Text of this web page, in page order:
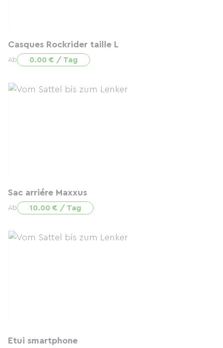
Casques Rockrider taille L
Ab 0.00 € / Tag
Sac arriére Maxxus
Ab 10.00 € / Tag
Etui smartphone